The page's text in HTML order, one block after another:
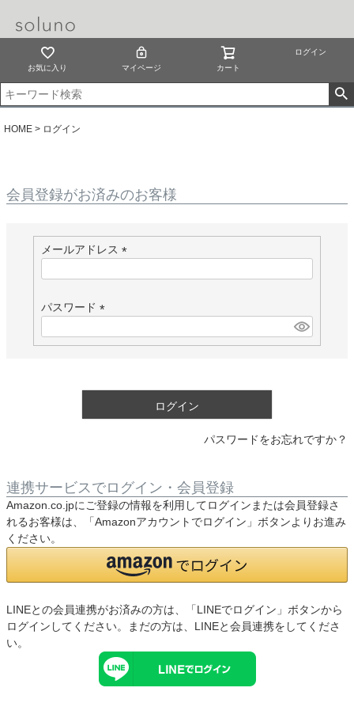
お気に入り マイページ カート
ログイン
HOME ログイン
会員登録がお済みのお客様
メールアドレス
)
パスワード
必
ログイン
パスワードをお忘れですか？
連携サービスでログイン・会員登録
Amazon.co.jpにご登録の情報を利用してログインまたは会員登録さ
れるお客様は、「Amazonアカウントでログイン」ボタンよりお進み
ください。
LINEとの会員連携がお済みの方は、「LINEでログイン」ボタンから
ログインしてください。まだの方は、 LINEと会員連携をしてくださ
い。